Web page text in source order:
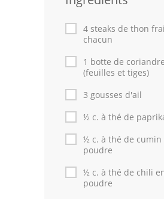
Chefs
Forum
Thèmes
Espace Personnel
4 steaks de thon
chacun
1 botte de coriandre
(feuilles et tiges)
3 gousses d'ail
½ c. à thé de
½ c. à thé de cumin
poudre
½ c. à thé de chili
poudre